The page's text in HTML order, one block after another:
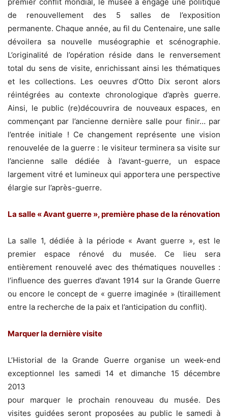
de renouvellement des 5 salles de l’exposition
permanente. Chaque année, au fil du Centenaire, une salle
dévoilera sa nouvelle muséographie et scénographie.
L’originalité de l’opération réside dans le renversement
total du sens de visite, enrichissant ainsi les thématiques
et les collections. Les oeuvres d’Otto Dix seront alors
réintégrées au contexte chronologique d’après guerre.
Ainsi, le public (re)découvrira de nouveaux espaces, en
commençant par l’ancienne dernière salle pour finir… par
l’entrée initiale ! Ce changement représente une vision
renouvelée de la guerre : le visiteur terminera sa visite sur
l’ancienne salle dédiée à l’avant-guerre, un espace
largement vitré et lumineux qui apportera une perspective
élargie sur l’après-guerre.
La salle « Avant guerre », première phase de la rénovation
La salle 1, dédiée à la période « Avant guerre », est le
premier espace rénové du musée. Ce lieu sera
entièrement renouvelé avec des thématiques nouvelles :
l’influence des guerres d’avant 1914 sur la Grande Guerre
ou encore le concept de « guerre imaginée » (tiraillement
entre la recherche de la paix et l’anticipation du conflit).
Marquer la dernière visite
L’Historial de la Grande Guerre organise un week-end
exceptionnel les samedi 14 et dimanche 15 décembre
2013
pour marquer le prochain renouveau du musée. Des
visites guidées seront proposées au public le samedi à